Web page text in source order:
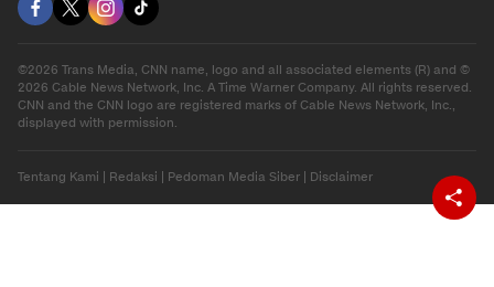
©2026 Trans Media, CNN name, logo and all associated elements (R) and ©
2026 Cable News Network, Inc. A Time Warner Company. All rights reserved.
CNN and the CNN logo are registered marks of Cable News Network, Inc.,
displayed with permission.
Tentang Kami Redaksi Pedoman Media Siber Disclaimer